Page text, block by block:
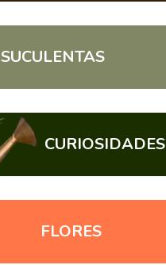
SUCULENTAS
CURIOSIDADES
FLORES